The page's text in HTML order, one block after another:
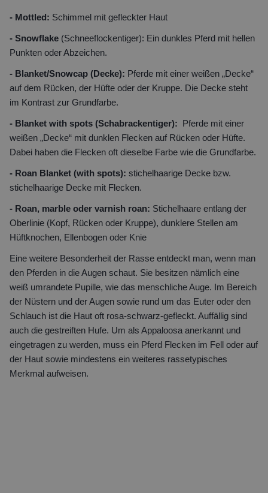
- Mottled: Schimmel mit gefleckter Haut
- Snowflake (Schneeflockentiger): Ein dunkles Pferd mit hellen
Punkten oder Abzeichen.
- Blanket/Snowcap (Decke): Pferde mit einer weißen „Decke“
auf dem Rücken, der Hüfte oder der Kruppe. Die Decke steht
im Kontrast zur Grundfarbe.
- Blanket with spots (Schabrackentiger):
Pferde mit einer
weißen „Decke“ mit dunklen Flecken auf Rücken oder Hüfte.
Dabei haben die Flecken oft dieselbe Farbe wie die Grundfarbe.
- Roan Blanket (with spots): stichelhaarige Decke bzw.
stichelhaarige Decke mit Flecken.
- Roan, marble oder varnish roan: Stichelhaare entlang der
Oberlinie (Kopf, Rücken oder Kruppe), dunklere Stellen am
Hüftknochen, Ellenbogen oder Knie
Eine weitere Besonderheit der Rasse entdeckt man, wenn man
den Pferden in die Augen schaut. Sie besitzen nämlich eine
weiß umrandete Pupille, wie das menschliche Auge. Im Bereich
der Nüstern und der Augen sowie rund um das Euter oder den
Schlauch ist die Haut oft rosa-schwarz-gefleckt. Auffällig sind
auch die gestreiften Hufe. Um als Appaloosa anerkannt und
eingetragen zu werden, muss ein Pferd Flecken im Fell oder auf
der Haut sowie mindestens ein weiteres rassetypisches
Merkmal aufweisen.